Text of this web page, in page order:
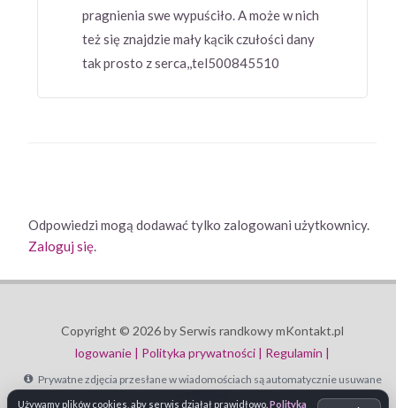
pragnienia swe wypuściło. A może w nich
też się znajdzie mały kącik czułości dany
tak prosto z serca,,tel500845510
Odpowiedzi mogą dodawać tylko zalogowani użytkownicy.
Zaloguj się.
Copyright © 2026 by Serwis randkowy mKontakt.pl
logowanie | Polityka prywatności | Regulamin |
Prywatne zdjęcia przesłane w wiadomościach są automatycznie usuwane
Używamy plików cookies, aby serwis działał prawidłowo. Polityka